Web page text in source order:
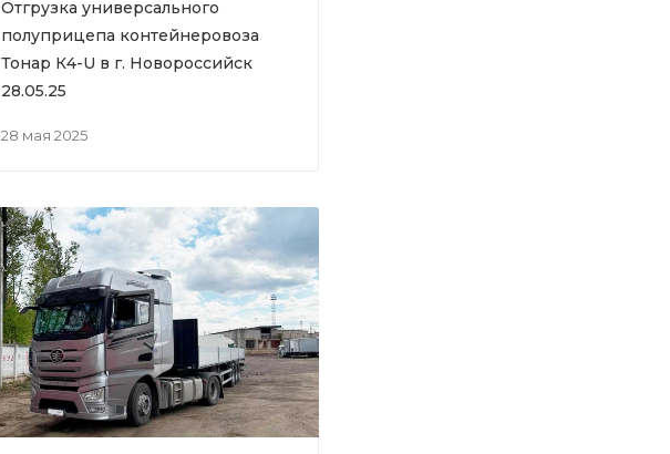
28 мая 2025
Отгрузка универсального
полуприцепа контейнеровоза
Тонар К4-U в г. Новороссийск
28.05.25